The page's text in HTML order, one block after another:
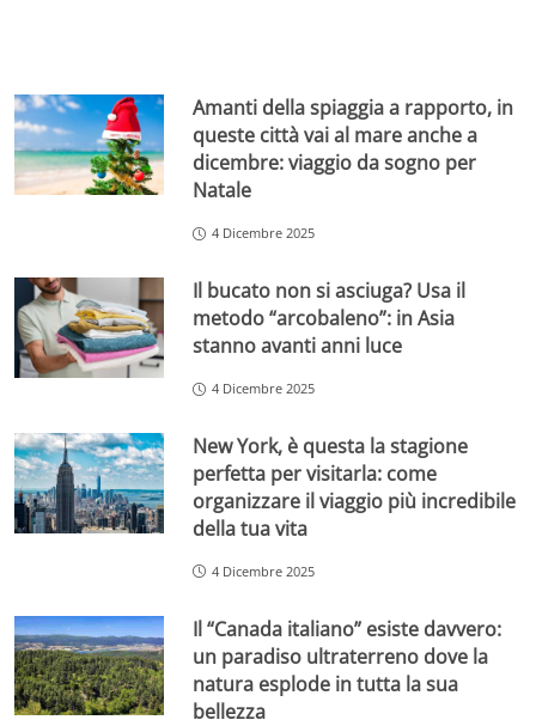
Amanti della spiaggia a rapporto, in
queste città vai al mare anche a
dicembre: viaggio da sogno per
Natale
4 Dicembre 2025
Il bucato non si asciuga? Usa il
metodo “arcobaleno”: in Asia
stanno avanti anni luce
4 Dicembre 2025
New York, è questa la stagione
perfetta per visitarla: come
organizzare il viaggio più incredibile
della tua vita
4 Dicembre 2025
Il “Canada italiano” esiste davvero:
un paradiso ultraterreno dove la
natura esplode in tutta la sua
bellezza